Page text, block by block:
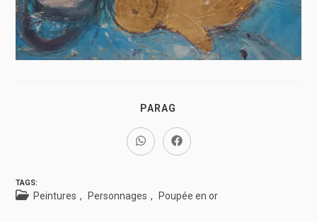
PARAG
TAGS:
Peintures , Personnages , Poupée en or